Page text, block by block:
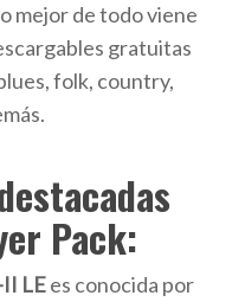
mejor de todo viene
gratuitas
folk, country,
Pack:
II LEes conocida por